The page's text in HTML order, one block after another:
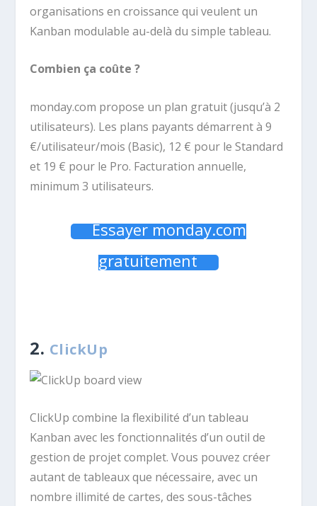
organisations en croissance qui veulent un
Kanban modulable au-delà du simple tableau.
Combien ça coûte ?
monday.com propose un plan gratuit (jusqu’à 2
utilisateurs). Les plans payants démarrent à 9
€/utilisateur/mois (Basic), 12 € pour le Standard
et 19 € pour le Pro. Facturation annuelle,
minimum 3 utilisateurs.
Essayer monday.com
gratuitement
2. ClickUp
ClickUp combine la flexibilité d’un tableau
Kanban avec les fonctionnalités d’un outil de
gestion de projet complet. Vous pouvez créer
autant de tableaux que nécessaire, avec un
nombre illimité de cartes, des sous-tâches